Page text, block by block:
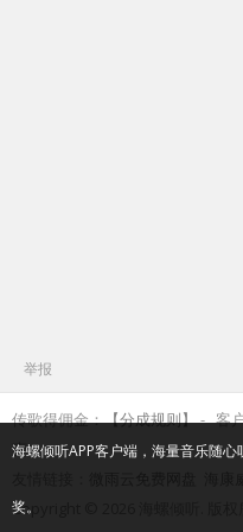
举报
传歌得佣金：【分成规则】 客
爽
Copyright © 2026 海螺倾听. 版
海螺倾听APP客户端，海量音乐随
奖。